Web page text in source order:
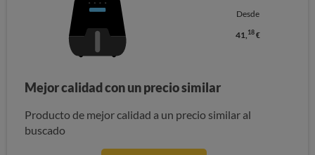
Desde
41, 18€
Mejor calidad con un precio similar
Producto de mejor calidad a un precio similar al
buscado